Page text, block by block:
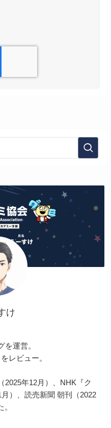
け
を運営。
レビュー。
2025年12月）、NHK『ク
）、読売新聞 朝刊（2022